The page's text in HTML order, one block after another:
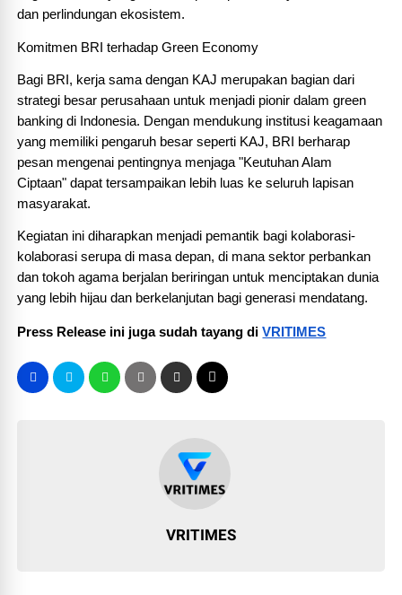
dan perlindungan ekosistem.
Komitmen BRI terhadap Green Economy
Bagi BRI, kerja sama dengan KAJ merupakan bagian dari
strategi besar perusahaan untuk menjadi pionir dalam green
banking di Indonesia. Dengan mendukung institusi keagamaan
yang memiliki pengaruh besar seperti KAJ, BRI berharap
pesan mengenai pentingnya menjaga "Keutuhan Alam
Ciptaan" dapat tersampaikan lebih luas ke seluruh lapisan
masyarakat.
Kegiatan ini diharapkan menjadi pemantik bagi kolaborasi-
kolaborasi serupa di masa depan, di mana sektor perbankan
dan tokoh agama berjalan beriringan untuk menciptakan dunia
yang lebih hijau dan berkelanjutan bagi generasi mendatang.
Press Release ini juga sudah tayang di VRITIMES
VRITIMES